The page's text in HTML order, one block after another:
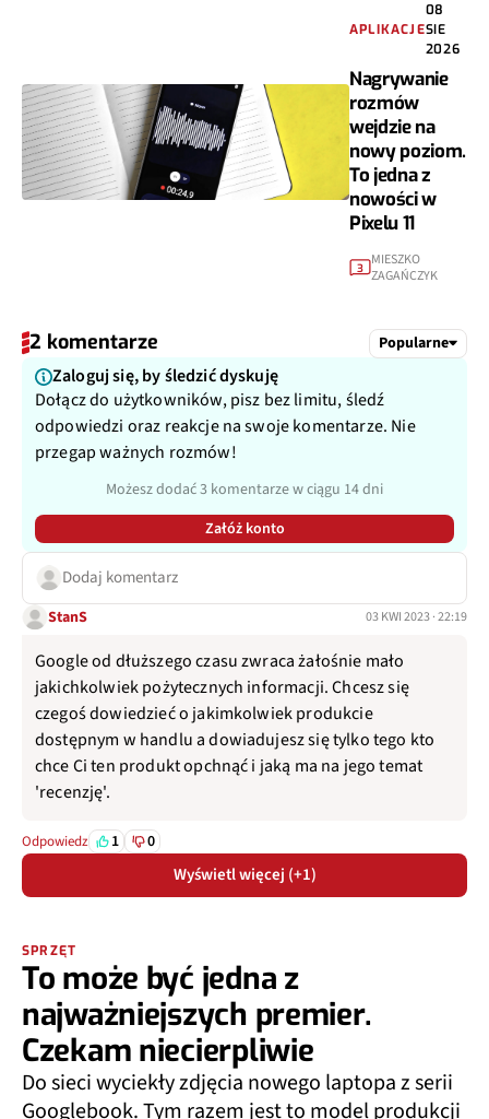
APLIKACJE
08
SIE
2026
Nagrywanie
rozmów
wejdzie na
nowy poziom.
To jedna z
nowości w
Pixelu 11
3 MIESZKO
ZAGAŃCZYK
2 komentarze Popularne
Zaloguj się, by śledzić dyskuję
Dołącz do użytkowników, pisz bez limitu, śledź
odpowiedzi oraz reakcje na swoje komentarze. Nie
przegap ważnych rozmów!
Możesz dodać 3 komentarze w ciągu 14 dni
Załóż konto
Dodaj komentarz
StanS 03 KWI 2023 · 22:19
Google od dłuższego czasu zwraca żałośnie mało
jakichkolwiek pożytecznych informacji. Chcesz się
czegoś dowiedzieć o jakimkolwiek produkcie
dostępnym w handlu a dowiadujesz się tylko tego kto
chce Ci ten produkt opchnąć i jaką ma na jego temat
'recenzję'.
Odpowiedz 1 0
Wyświetl więcej (+1)
SPRZĘT
To może być jedna z
najważniejszych premier.
Czekam niecierpliwie
Do sieci wyciekły zdjęcia nowego laptopa z serii
Googlebook. Tym razem jest to model produkcji